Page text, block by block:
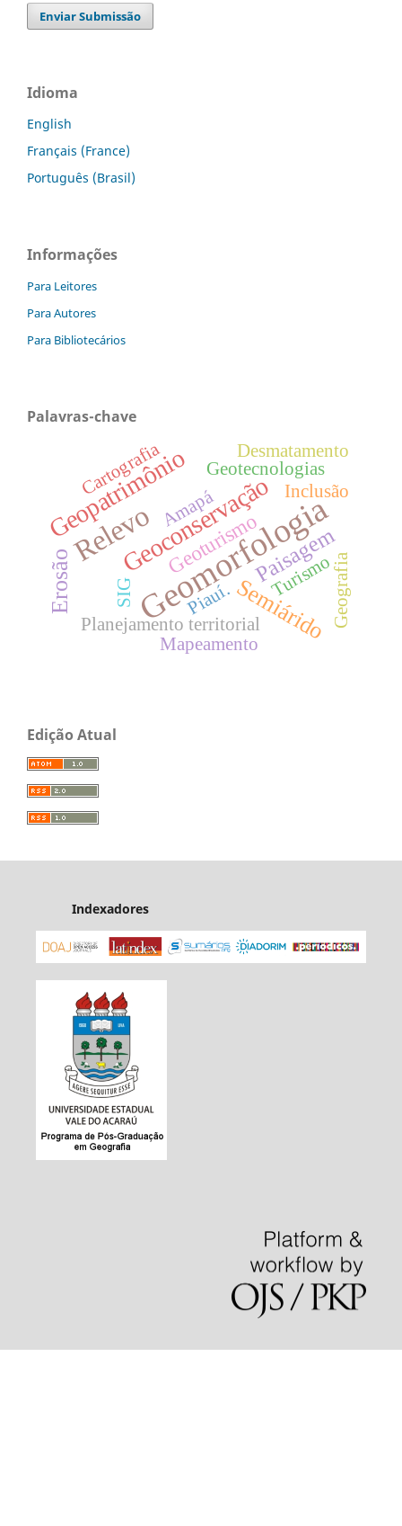
Enviar Submissão
Idioma
English
Français (France)
Português (Brasil)
Informações
Para Leitores
Para Autores
Para Bibliotecários
Palavras-chave
Geomorfologia
RelevoGeoconservação
Geopatrimônio
Semiárido
Erosão Paisagem
GeoturismoTurismo
Planejamento territorial
Mapeamento
Geotecnologias
Amapá Inclusão
Cartografia
SIG Geografia
Desmatamento
Piauí.
Edição Atual
Indexadores